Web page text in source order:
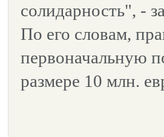
солидарность", -
По его словам,
первоначальную
размере 10 млн.